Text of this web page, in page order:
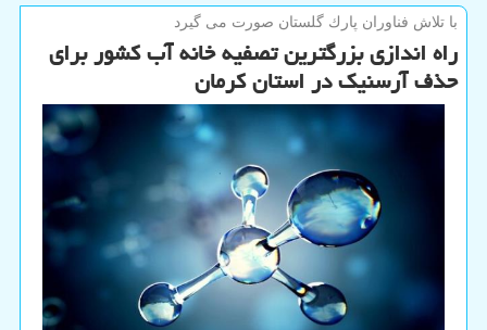
با تلاش فناوران پارك گلستان صورت می گیرد
راه اندازی بزرگترین تصفیه خانه آب کشور برای
حذف آرسنیک در استان کرمان